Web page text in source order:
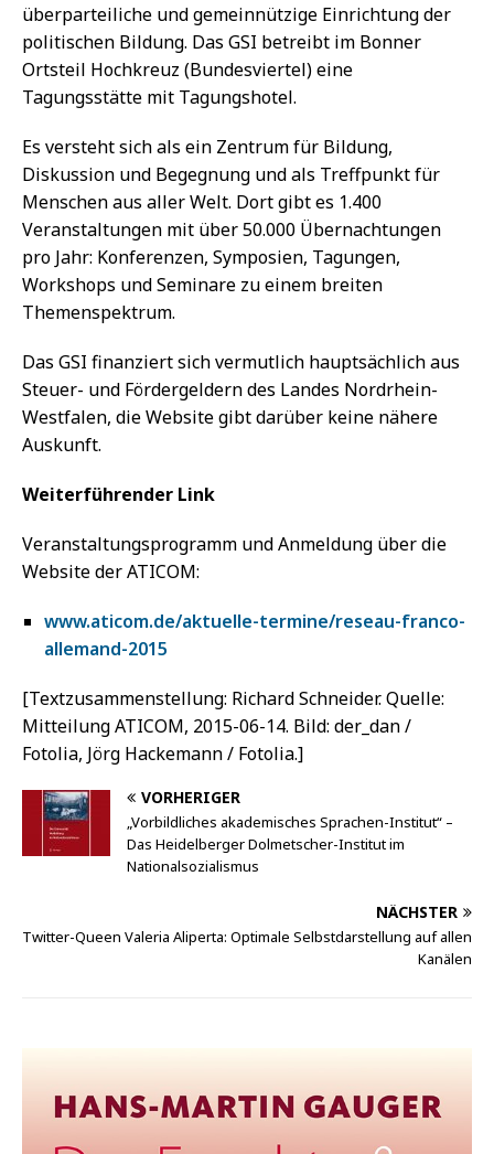
überparteiliche und gemeinnützige Einrichtung der
politischen Bildung. Das GSI betreibt im Bonner
Ortsteil Hochkreuz (Bundesviertel) eine
Tagungsstätte mit Tagungshotel.
Es versteht sich als ein Zentrum für Bildung,
Diskussion und Begegnung und als Treffpunkt für
Menschen aus aller Welt. Dort gibt es 1.400
Veranstaltungen mit über 50.000 Übernachtungen
pro Jahr: Konferenzen, Symposien, Tagungen,
Workshops und Seminare zu einem breiten
Themenspektrum.
Das GSI finanziert sich vermutlich hauptsächlich aus
Steuer- und Fördergeldern des Landes Nordrhein-
Westfalen, die Website gibt darüber keine nähere
Auskunft.
Weiterführender Link
Veranstaltungsprogramm und Anmeldung über die
Website der ATICOM:
www.aticom.de/aktuelle-termine/reseau-franco-
allemand-2015
[Textzusammenstellung: Richard Schneider. Quelle:
Mitteilung ATICOM, 2015-06-14. Bild: der_dan /
Fotolia, Jörg Hackemann / Fotolia.]
VORHERIGER
„Vorbildliches akademisches Sprachen-Institut“ –
Das Heidelberger Dolmetscher-Institut im
Nationalsozialismus
NÄCHSTER
Twitter-Queen Valeria Aliperta: Optimale Selbstdarstellung auf allen
Kanälen